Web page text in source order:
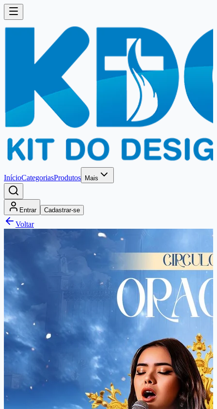
InícioCategoriasProdutos Mais
Entrar Cadastrar-se
Voltar